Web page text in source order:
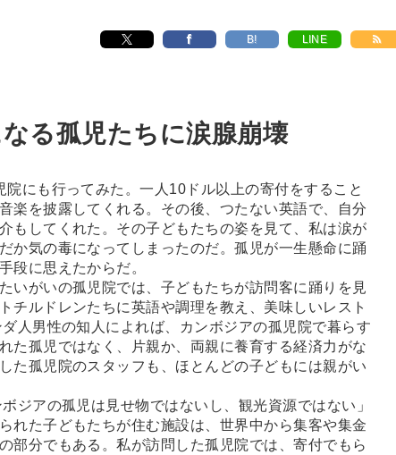
B! LINE
る孤児たちに涙腺崩壊
にも行ってみた。一人10ドル以上の寄付をすること
楽を披露してくれる。その後、つたない英語で、自分
もしてくれた。その子どもたちの姿を見て、私は涙が
か気の毒になってしまったのだ。孤児が一生懸命に踊
段に思えたからだ。
がいの孤児院では、子どもたちが訪問客に踊りを見
チルドレンたちに英語や調理を教え、美味しいレスト
人男性の知人によれば、カンボジアの孤児院で暮らす
た孤児ではなく、片親か、両親に養育する経済力がな
た孤児院のスタッフも、ほとんどの子どもには親がい
ジアの孤児は見せ物ではないし、観光資源ではない」
れた子どもたちが住む施設は、世界中から集客や集金
部分でもある。私が訪問した孤児院では、寄付でもら